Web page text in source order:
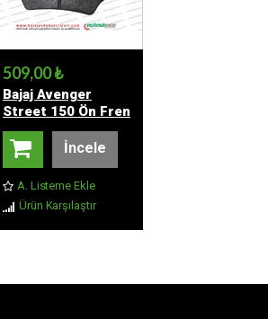
509,00 ₺
Bajaj Avenger
Street 150 Ön Fren
Balatası
İncele
A. Listeme Ekle
Ürün Karşılaştır